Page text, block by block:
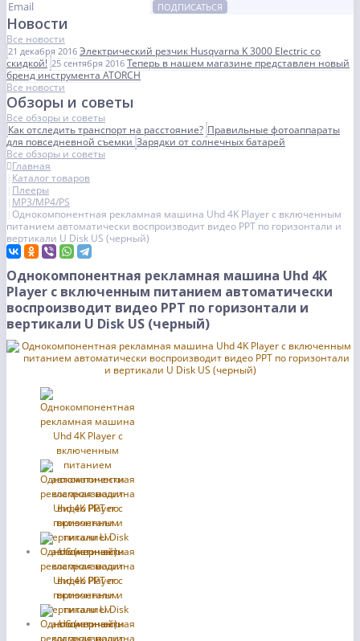
ПОДПИСАТЬСЯ
Новости
Все новости
21 декабря 2016 Электрический резчик Husqvarna K 3000 Electric со
скидкой! 25 сентября 2016 Теперь в нашем магазине представлен новый
бренд инструмента ATORCH
Все новости
Обзоры и советы
Все обзоры и советы
Как отследить транспорт на расстояние? Правильные фотоаппараты
для повседневной съемкиЗарядки от солнечных батарей
Все обзоры и советы
Главная
Каталог товаров
Плееры
MP3/MP4/PS
Однокомпонентная рекламная машина Uhd 4K Player с включенным
питанием автоматически воспроизводит видео PPT по горизонтали и
вертикали U Disk US (черный)
Однокомпонентная рекламная машина Uhd 4K
Player с включенным питанием автоматически
воспроизводит видео PPT по горизонтали и
вертикали U Disk US (черный)